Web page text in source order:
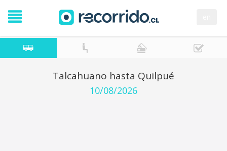
Talcahuano hasta Quilpué
10/08/2026